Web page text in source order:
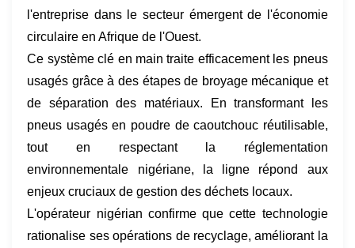
l'entreprise dans le secteur émergent de l'économie
circulaire en Afrique de l'Ouest.
Ce système clé en main traite efficacement les pneus
usagés grâce à des étapes de broyage mécanique et
de séparation des matériaux. En transformant les
pneus usagés en poudre de caoutchouc réutilisable,
tout en respectant la réglementation
environnementale nigériane, la ligne répond aux
enjeux cruciaux de gestion des déchets locaux.
L'opérateur nigérian confirme que cette technologie
rationalise ses opérations de recyclage, améliorant la